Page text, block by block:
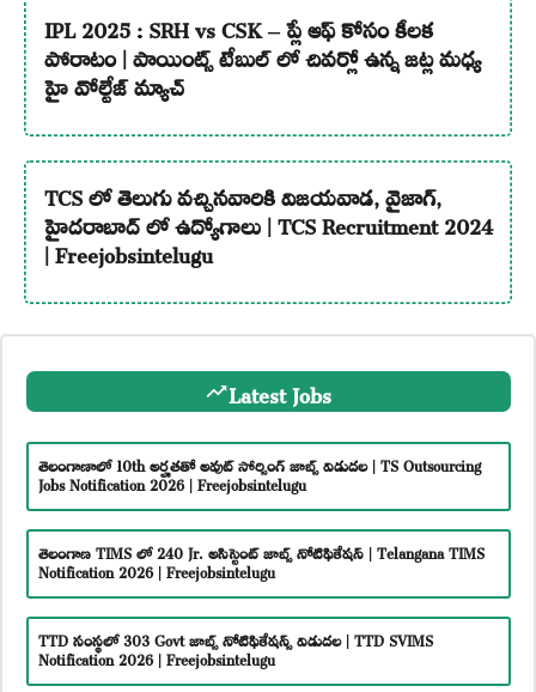
IPL 2025 : SRH vs CSK – ప్లే ఆఫ్ కోసం కీలక
పోరాటం | పాయింట్స్ టేబుల్ లో చివర్లో ఉన్న జట్ల మధ్య
హై వోల్టేజ్ మ్యాచ్
TCS లో తెలుగు వచ్చినవారికి విజయవాడ, వైజాగ్,
హైదరాబాద్ లో ఉద్యోగాలు | TCS Recruitment 2024
| Freejobsintelugu
Latest Jobs
తెలంగాణాలో 10th అర్హతతో అవుట్ సోర్సింగ్ జాబ్స్ విడుదల | TS Outsourcing
Jobs Notification 2026 | Freejobsintelugu
తెలంగాణ TIMS లో 240 Jr. అసిస్టెంట్ జాబ్స్ నోటిఫికేషన్ | Telangana TIMS
Notification 2026 | Freejobsintelugu
TTD సంస్థలో 303 Govt జాబ్స్ నోటిఫికేషన్స్ విడుదల | TTD SVIMS
Notification 2026 | Freejobsintelugu